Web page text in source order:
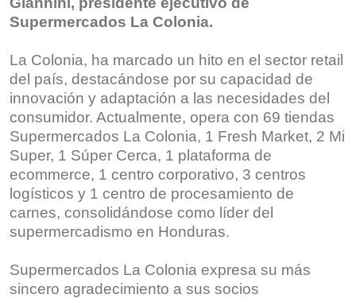
Supermercados La Colonia.
La Colonia, ha marcado un hito en el sector retail
del país, destacándose por su capacidad de
innovación y adaptación a las necesidades del
consumidor. Actualmente, opera con 69 tiendas
Supermercados La Colonia, 1 Fresh Market, 2 Mi
Super, 1 Súper Cerca, 1 plataforma de
ecommerce, 1 centro corporativo, 3 centros
logísticos y 1 centro de procesamiento de
carnes, consolidándose como líder del
supermercadismo en Honduras.
Supermercados La Colonia expresa su más
sincero agradecimiento a sus socios